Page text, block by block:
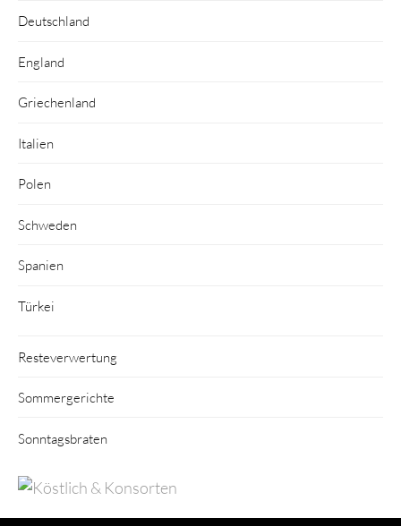
Deutschland
England
Griechenland
Italien
Polen
Schweden
Spanien
Türkei
Resteverwertung
Sommergerichte
Sonntagsbraten